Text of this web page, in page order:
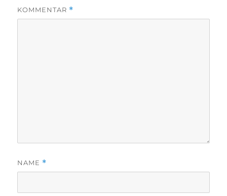
KOMMENTAR *
NAME *